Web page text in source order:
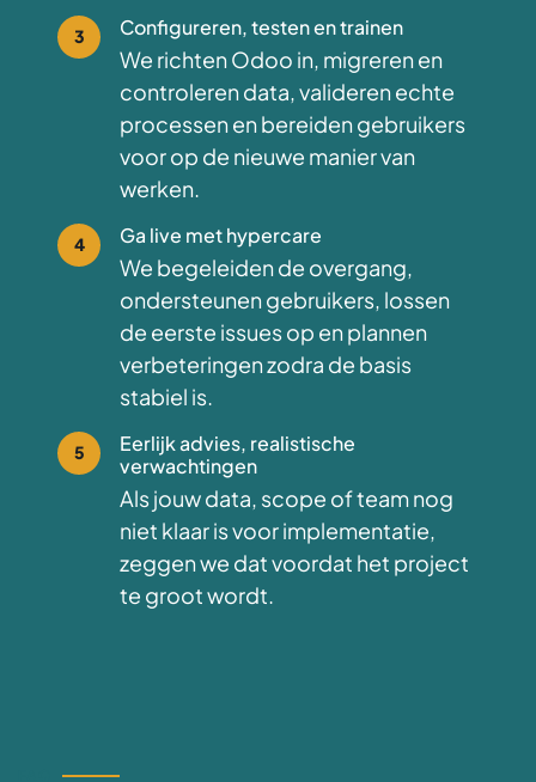
3 Configureren, testen en trainen
We richten Odoo in, migreren en
controleren data, valideren echte
processen en bereiden gebruikers
voor op de nieuwe manier van
werken.
4 Ga live met hypercare
We begeleiden de overgang,
ondersteunen gebruikers, lossen
de eerste issues op en plannen
verbeteringen zodra de basis
stabiel is.
5
Eerlijk advies, realistische
verwachtingen
Als jouw data, scope of team nog
niet klaar is voor implementatie,
zeggen we dat voordat het project
te groot wordt.